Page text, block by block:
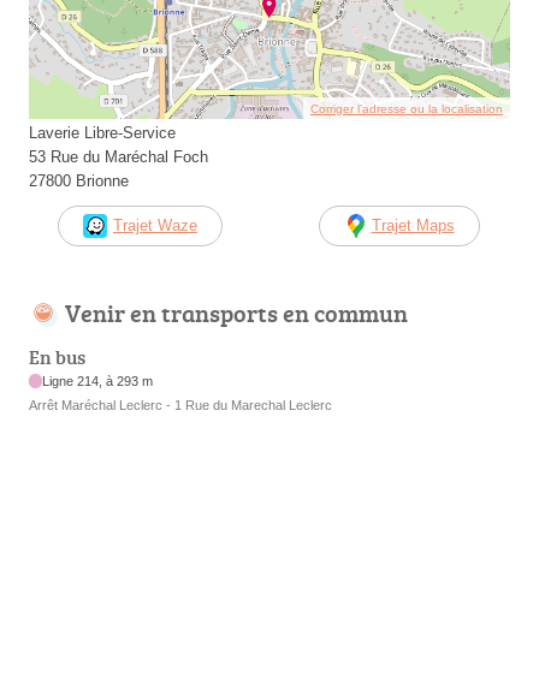
Corriger l’adresse ou la localisation
Laverie Libre-Service
53 Rue du Maréchal Foch
27800 Brionne
Trajet Waze Trajet Maps
Venir en transports en commun
En bus
Ligne 214, à 293 m
Arrêt Maréchal Leclerc - 1 Rue du Marechal Leclerc